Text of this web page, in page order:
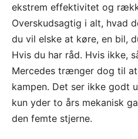
ekstrem effektivitet og
Overskudsagtig i alt, hvad
du vil elske at køre, en bil,
Hvis du har råd. Hvis ikke,
Mercedes trænger dog til
kampen. Det ser ikke godt
kun yder to års mekanisk
den femte stjerne.